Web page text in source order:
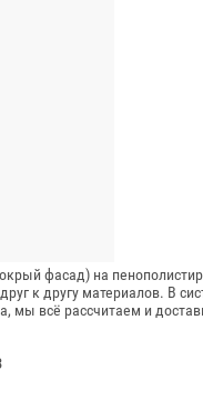
фасад) на
к другу материалов. В
мы всё рассчитаем и